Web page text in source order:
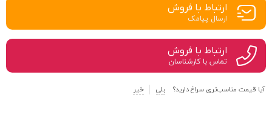
ارتباط با فروش
ارسال پیامک
ارتباط با فروش
تماس با کارشناسان
آیا قیمت مناسب‌تری سراغ دارید؟ بلی خیر